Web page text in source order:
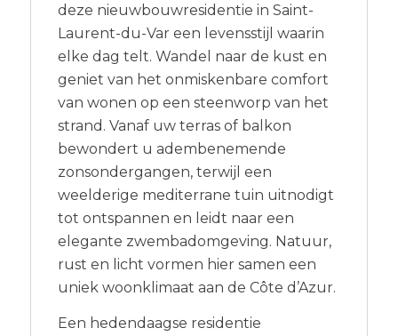
deze nieuwbouwresidentie in Saint-
Laurent-du-Var een levensstijl waarin
elke dag telt. Wandel naar de kust en
geniet van het onmiskenbare comfort
van wonen op een steenworp van het
strand. Vanaf uw terras of balkon
bewondert u adembenemende
zonsondergangen, terwijl een
weelderige mediterrane tuin uitnodigt
tot ontspannen en leidt naar een
elegante zwembadomgeving. Natuur,
rust en licht vormen hier samen een
uniek woonklimaat aan de Côte d’Azur.
Een hedendaagse residentie